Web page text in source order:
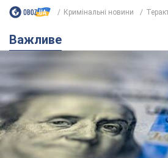
Банки "готуються" до нового
українцям розповіли, чого
найближчими днями
Яким буде курс валюти в обмінниках
6.08.2026 22:58 151,9 т.